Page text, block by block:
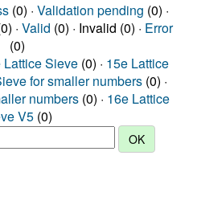
(0) · Validation pending (0) ·
· Valid (0) · Invalid (0) · Error
(0)
Lattice Sieve (0) · 15e Lattice
for smaller numbers (0) ·
numbers (0) · 16e Lattice
V5 (0)